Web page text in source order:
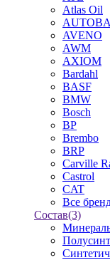
Atlas Oil
AVENO
AWM
AXIOM
Bardahl
BASF
BMW
Bosch
BP
Brembo
BRP
Carville
Castrol
CAT
Все
Состав(3)